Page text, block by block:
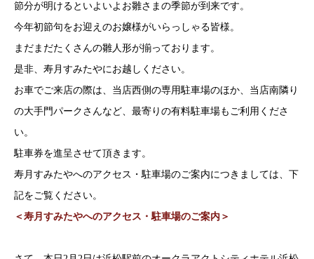
節分が明けるといよいよお雛さまの季節が到来です。
今年初節句をお迎えのお嬢様がいらっしゃる皆様。
まだまだたくさんの雛人形が揃っております。
是非、寿月すみたやにお越しください。
お車でご来店の際は、当店西側の専用駐車場のほか、当店南隣り
の大手門パークさんなど、最寄りの有料駐車場もご利用くださ
い。
駐車券を進呈させて頂きます。
寿月すみたやへのアクセス・駐車場のご案内につきましては、下
記をご覧ください。
＜寿月すみたやへのアクセス・駐車場のご案内＞